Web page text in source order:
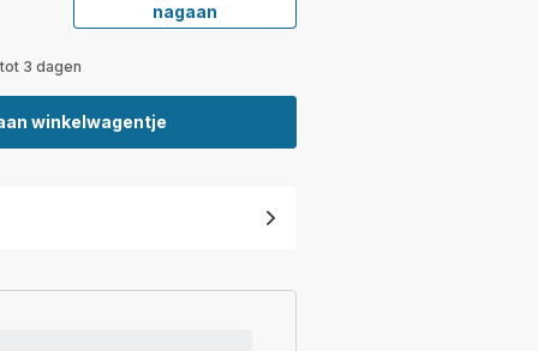
nagaan
3 dagen
winkelwagentje